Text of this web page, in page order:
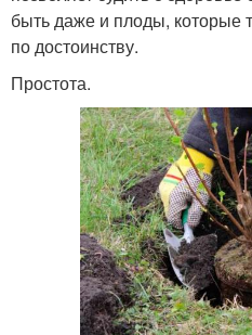
быть даже и плоды, которые
по достоинству.
Простота.